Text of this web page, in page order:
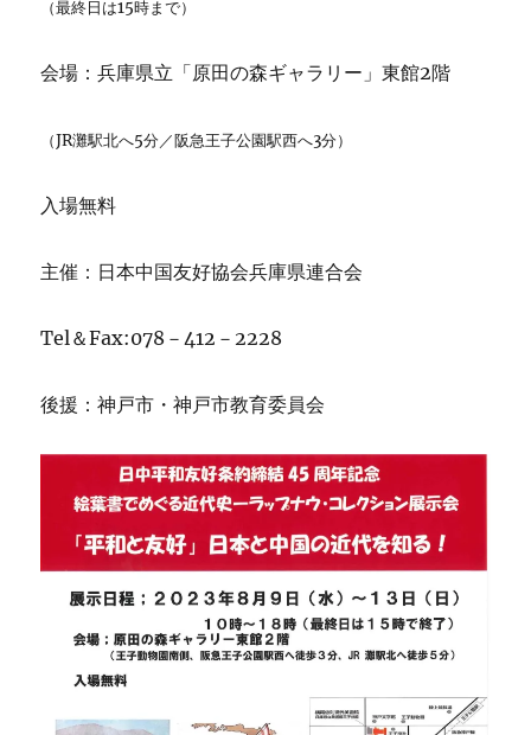
（最終日は15時まで）
会場：兵庫県立「原田の森ギャラリー」東館2階
（JR灘駅北へ5分／阪急王子公園駅西へ3分）
入場無料
主催：日本中国友好協会兵庫県連合会
Tel＆Fax:078－412－2228
後援：神戸市・神戸市教育委員会